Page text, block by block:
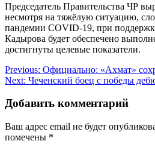
Председатель Правительства ЧР
несмотря на тяжёлую ситуацию,
пандемии COVID-19, при
Кадырова будет обеспечено
достигнуты целевые показатели.
Навигация
по
записям
Previous: Официально: «Ахмат»
Next: Чеченский боец с победы
Добавить комментарий
Ваш адрес email не будет
помечены *